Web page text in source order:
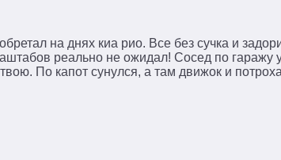
на днях киа рио. Все без сучка и
реально не ожидал! Сосед по
По капот сунулся, а там движок и